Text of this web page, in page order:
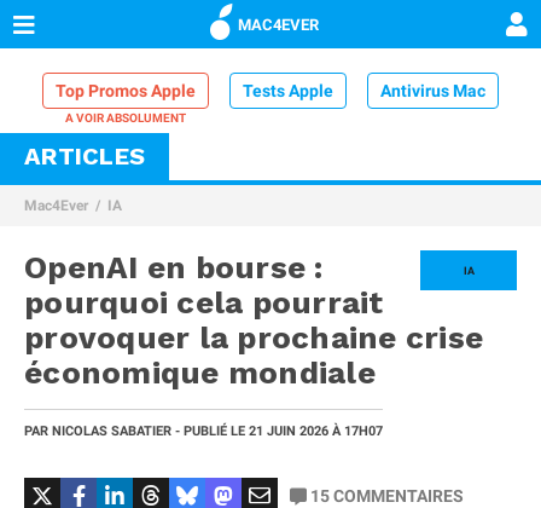
MAC4EVER
Top Promos Apple Tests Apple Antivirus Mac
VPN Mac
Comparatif iPhone
ARTICLES
Mac4Ever IA
IA
OpenAI en bourse :
pourquoi cela pourrait
provoquer la prochaine crise
économique mondiale
PAR NICOLAS SABATIER - PUBLIÉ LE 21 JUIN 2026 À 17H07
15COMMENTAIRES